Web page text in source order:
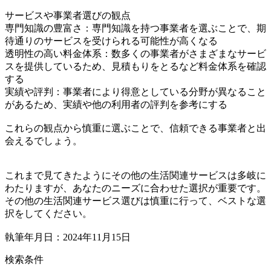
サービスや事業者選びの観点
専門知識の豊富さ：専門知識を持つ事業者を選ぶことで、期
待通りのサービスを受けられる可能性が高くなる
透明性の高い料金体系：数多くの事業者がさまざまなサービ
スを提供しているため、見積もりをとるなど料金体系を確認
する
実績や評判：事業者により得意としている分野が異なること
があるため、実績や他の利用者の評判を参考にする
これらの観点から慎重に選ぶことで、信頼できる事業者と出
会えるでしょう。
これまで見てきたようにその他の生活関連サービスは多岐に
わたりますが、あなたのニーズに合わせた選択が重要です。
その他の生活関連サービス選びは慎重に行って、ベストな選
択をしてください。
執筆年月日：2024年11月15日
検索条件